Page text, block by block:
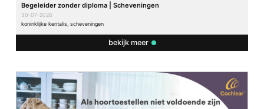
Begeleider zonder diploma | Scheveningen
30-07-2026
koninklijke kentalis, scheveningen
bekijk meer